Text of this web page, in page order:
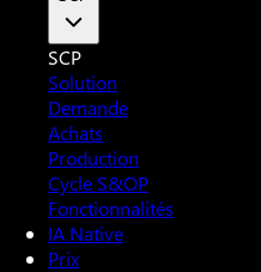
SCP
Solution
Demande
Achats
Production
Cycle S&OP
Fonctionnalités
IA Native
Prix